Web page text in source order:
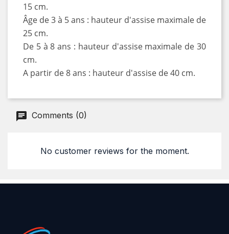
15 cm.
Âge de 3 à 5 ans : hauteur d'assise maximale de
25 cm.
De 5 à 8 ans : hauteur d'assise maximale de 30
cm.
A partir de 8 ans : hauteur d'assise de 40 cm.
Comments (0)
No customer reviews for the moment.